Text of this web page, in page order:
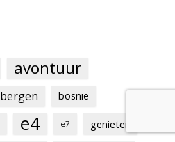
avontuur
bergen bosnië
e4 e7 genieten